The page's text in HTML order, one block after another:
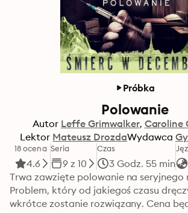
Próbka
Polowanie
Autor Leffe Grimwalker Caroline
Lektor Mateusz DrozdaWydawca
18 ocena
4.6
Seria
9 z 10
Czas
3 Godz. 55 min
Trwa zawzięte polowanie na seryjnego
Problem, który od jakiegoś czasu
wkrótce zostanie rozwiązany. Cena